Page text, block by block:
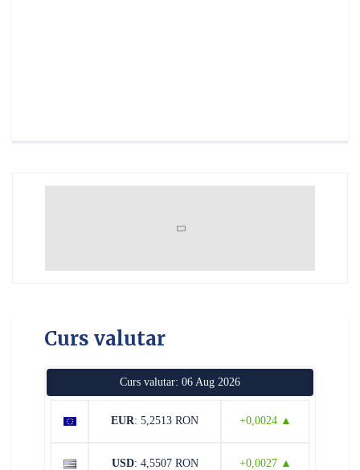
Curs valutar
Curs valutar: 06 Aug 2026
EUR: 5,2513 RON +0,0024 ▲
USD: 4,5507 RON +0,0027 ▲